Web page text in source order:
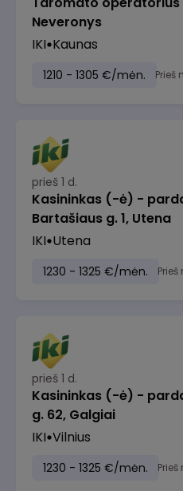
Neveronys
IKI Kaunas
1210 - 1305 €/mėn. Prieš
prieš 1 d.
Kasininkas (-ė) -
Bartašiaus g. 1, Utena
IKI Utena
1230 - 1325 €/mėn.
prieš 1 d.
Kasininkas (-ė) -
g. 62, Galgiai
IKI Vilnius
1230 - 1325 €/mėn.